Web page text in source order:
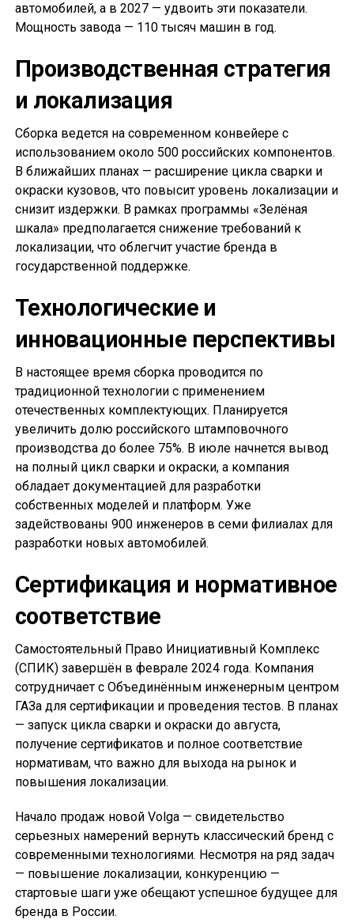
автомобилей, а в 2027 — удвоить эти показатели.
Мощность завода — 110 тысяч машин в год.
Производственная стратегия
и локализация
Сборка ведется на современном конвейере с
использованием около 500 российских компонентов.
В ближайших планах — расширение цикла сварки и
окраски кузовов, что повысит уровень локализации и
снизит издержки. В рамках программы «Зелёная
шкала» предполагается снижение требований к
локализации, что облегчит участие бренда в
государственной поддержке.
Технологические и
инновационные перспективы
В настоящее время сборка проводится по
традиционной технологии с применением
отечественных комплектующих. Планируется
увеличить долю российского штамповочного
производства до более 75%. В июле начнется вывод
на полный цикл сварки и окраски, а компания
обладает документацией для разработки
собственных моделей и платформ. Уже
задействованы 900 инженеров в семи филиалах для
разработки новых автомобилей.
Сертификация и нормативное
соответствие
Самостоятельный Право Инициативный Комплекс
(СПИК) завершён в феврале 2024 года. Компания
сотрудничает с Объединённым инженерным центром
ГАЗа для сертификации и проведения тестов. В планах
— запуск цикла сварки и окраски до августа,
получение сертификатов и полное соответствие
нормативам, что важно для выхода на рынок и
повышения локализации.
Начало продаж новой Volga — свидетельство
серьезных намерений вернуть классический бренд с
современными технологиями. Несмотря на ряд задач
— повышение локализации, конкуренцию —
стартовые шаги уже обещают успешное будущее для
бренда в России.